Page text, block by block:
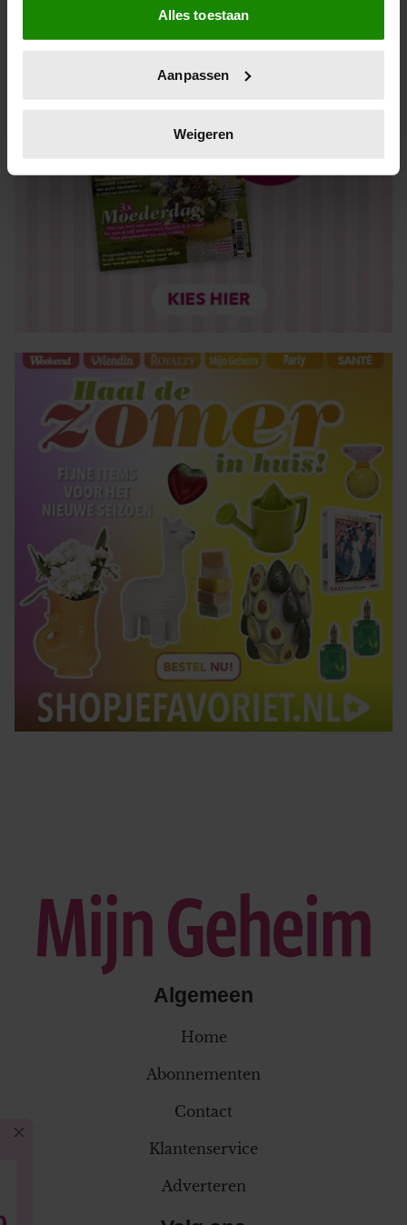
Informatie verzamelen over uw geografische locatie,
die tot een paar meter nauwkeurig kan zijn
op specifieke eigenschappen (fingerprinting)
verwerkt en stel uw voorkeuren in het
intrekken in de Cookieverklaring.
We gebruiken cookies om content en advertenties te
personaliseren, om functies voor social media te bieden
en om ons websiteverkeer te analyseren. Ook delen we
partners voor social media, adverteren en analyse. Deze
verzameld op basis van uw gebruik van hun services. U
gaat akkoord met onze cookies als u onze website blijft
gebruiken.
Alles toestaan
Aanpassen
Weigeren
Algemeen
Home
Abonnementen
Contact
Klantenservice
Adverteren